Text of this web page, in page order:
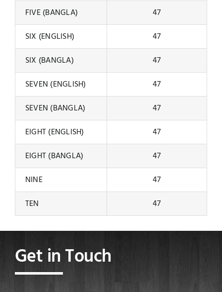
FIVE (BANGLA)
47
SIX (ENGLISH)
47
SIX (BANGLA)
47
SEVEN (ENGLISH)
47
SEVEN (BANGLA)
47
EIGHT (ENGLISH)
47
EIGHT (BANGLA)
47
NINE
47
TEN
47
Get in Touch